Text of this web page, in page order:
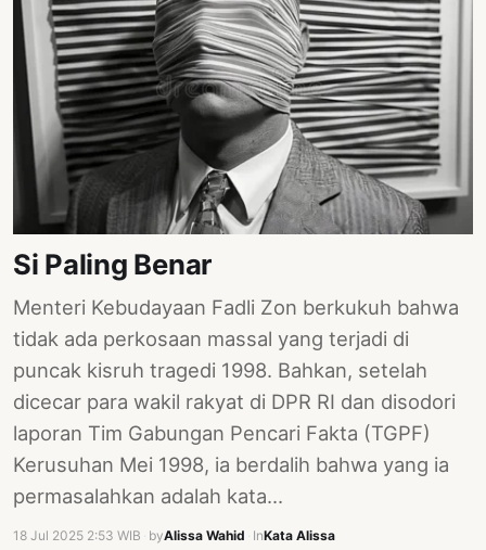
Si Paling Benar
Menteri Kebudayaan Fadli Zon berkukuh bahwa
tidak ada perkosaan massal yang terjadi di
puncak kisruh tragedi 1998. Bahkan, setelah
dicecar para wakil rakyat di DPR RI dan disodori
laporan Tim Gabungan Pencari Fakta (TGPF)
Kerusuhan Mei 1998, ia berdalih bahwa yang ia
permasalahkan adalah kata…
18 Jul 2025 2:53 WIB byAlissa Wahid InKata Alissa